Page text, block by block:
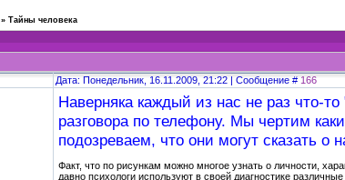
» Тайны человека
Дата: Понедельник, 16.11.2009, 21:22 | Сообщение # 166
Наверняка каждый из нас не раз что-
разговора по телефону. Мы чертим
подозреваем, что они могут сказать
Факт, что по рисункам можно многое узнать о личности,
давно психологи используют в своей диагностике